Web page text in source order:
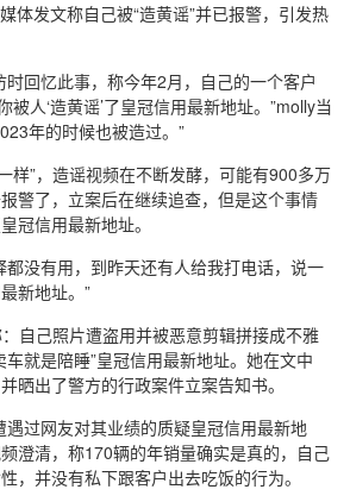
体发文称自己被“造黄谣”并已报警，引发热
回忆此事，称今年2月，自己的一个客户
被人‘造黄谣’了皇冠信用最新地址。”molly当
年的时候也被造过。”
样”，造谣视频在不断发酵，可能有900多万
警了，立案后在继续追查，但是这个事情
冠信用最新地址。
都没有用，到昨天还有人给我打电话，说一
新地址。”
自己照片遭盗用并被恶意剪辑拼接成不雅
就是陪睡”皇冠信用最新地址。她在文中
晒出了警方的行政案件立案告知书。
过网友对其业绩的质疑皇冠信用最新地
澄清，称170辆的年销量确实是真的，自己
，并没有私下跟客户出去吃饭的行为。